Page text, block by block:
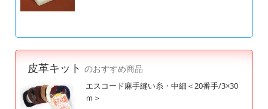
皮革キット のおすすめ商品
エスコード麻手縫い糸・中細＜20番手/3×30
ｍ＞